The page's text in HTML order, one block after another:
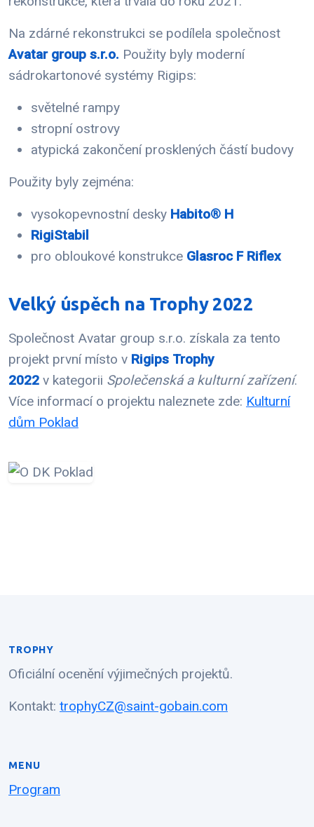
Na zdárné rekonstrukci se podílela společnost
Avatar group s.r.o. Použity byly moderní
sádrokartonové systémy Rigips:
světelné rampy
stropní ostrovy
atypická zakončení prosklených částí budovy
Použity byly zejména:
vysokopevnostní desky Habito® H
RigiStabil
pro obloukové konstrukce Glasroc F Riflex
Velký úspěch na Trophy 2022
Společnost Avatar group s.r.o. získala za tento
projekt první místo v Rigips Trophy
2022 v kategorii Společenská a kulturní zařízení.
Více informací o projektu naleznete zde: Kulturní
dům Poklad
TROPHY
Oficiální ocenění výjimečných projektů.
Kontakt: trophyCZ@saint-gobain.com
MENU
Program